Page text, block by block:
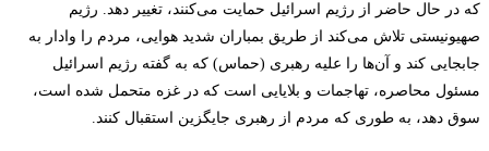
که در حال حاضر از رژیم اسرائیل حمایت می­‌کنند، تغییر دهد. رژیم
صهیونیستی تلاش می­‌کند از طریق بمباران شدید هوایی، مردم را وادار به
جابجایی کند و آن­‌ها را علیه رهبری (حماس) که به گفته رژیم اسرائیل
مسئول محاصره، تهاجمات و بلایایی است که در غزه متحمل شده است،
سوق دهد، به طوری که مردم از رهبری جایگزین استقبال کنند.